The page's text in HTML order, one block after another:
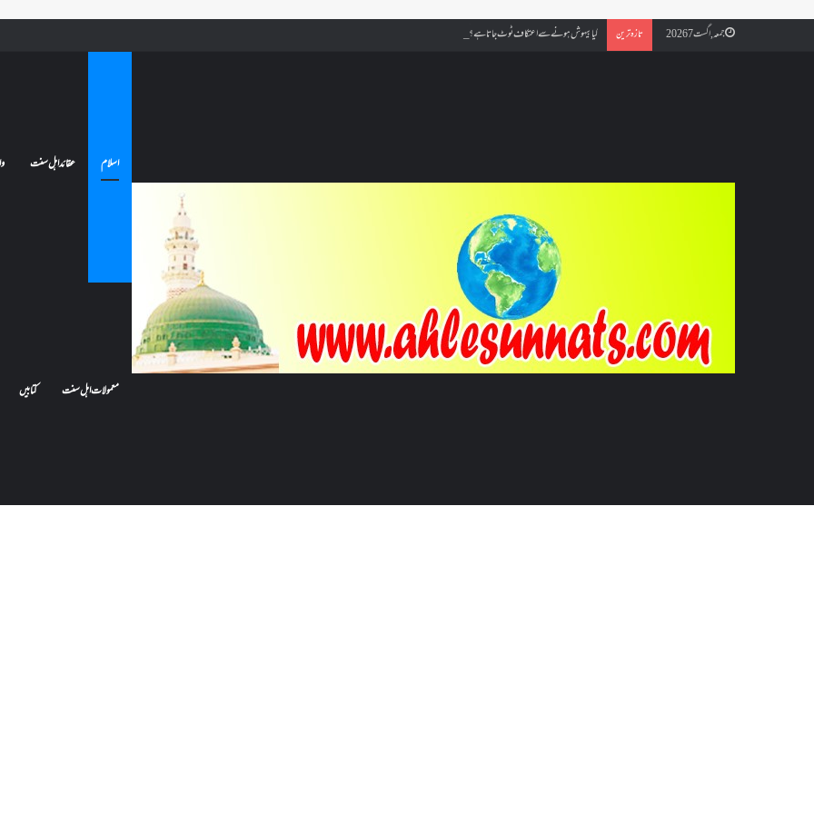
جمعہ, اگست 7 2026 تازہ ترین کیا بیہوش ہونے سے اعتکاف ٹوٹ جاتا ہے؟ اگر معتکف کو احتلام ہو جائے تو کیا اس کا اعتکاف ٹوٹ جائے گا؟فنائے مسجد کسے کہتے ہیں ، اور کیا معتکف فنائے مسجد میں جا سکتا ہے؟
اسلام عقائد اہل سنت
معمولات اہل سنت کتابیں